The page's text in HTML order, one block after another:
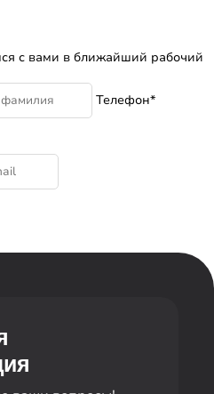
с вами в ближайший рабочий
Телефон*